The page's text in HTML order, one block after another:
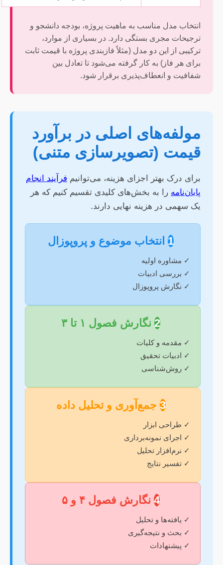
انتخاب مدل مناسب به ماهیت پروژه، بودجه دانشجو و
ترجیحات مجری بستگی دارد. در بسیاری از موارد،
ترکیبی از این دو مدل (مثلاً فازبندی پروژه با قیمت ثابت
برای هر فاز) به کار گرفته می‌شود تا تعادل بین
شفافیت و انعطاف‌پذیری برقرار شود.
مولفه‌های اصلی در برآورد
قیمت (تصویرسازی متنی)
برای درک بهتر اجزای هزینه، می‌توانیم فرآیند انجام
پایان‌نامه را به بخش‌های کلیدی تقسیم کنیم که هر
یک سهمی در هزینه نهایی دارند.
1 انتخاب موضوع و پروپوزال
✓ مشاوره اولیه
✓ بررسی ادبیات
✓ نگارش پروپوزال
2 نگارش فصول ۱ تا ۳
✓ مقدمه و کلیات
✓ ادبیات تحقیق
✓ روش‌شناسی
3 جمع‌آوری و تحلیل داده
✓ طراحی ابزار
✓ اجرای نمونه‌برداری
✓ نرم‌افزار تحلیل
✓ تفسیر نتایج
4 نگارش فصول ۴ و ۵
✓ یافته‌ها و تحلیل
✓ بحث و نتیجه‌گیری
✓ پیشنهادات